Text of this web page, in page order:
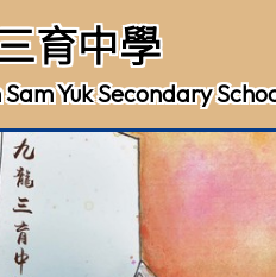
育中學
Yuk Secondary